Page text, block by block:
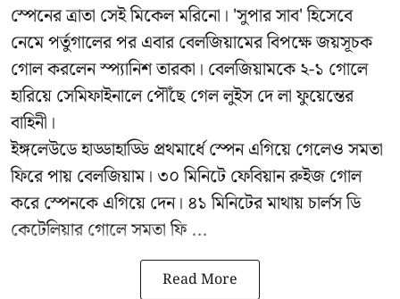
স্পেনের ত্রাতা সেই মিকেল মরিনো। 'সুপার সাব' হিসেবে
নেমে পর্তুগালের পর এবার বেলজিয়ামের বিপক্ষে জয়সূচক
গোল করলেন স্প্যানিশ তারকা। বেলজিয়ামকে ২-১ গোলে
হারিয়ে সেমিফাইনালে পৌঁছে গেল লুইস দে লা ফুয়েন্তের
বাহিনী।
ইঙ্গলেউডে হাড্ডাহাড্ডি প্রথমার্ধে স্পেন এগিয়ে গেলেও সমতা
ফিরে পায় বেলজিয়াম। ৩০ মিনিটে ফেবিয়ান রুইজ গোল
করে স্পেনকে এগিয়ে দেন। ৪১ মিনিটের মাথায় চার্লস ডি
কেটেলিয়ার গোলে সমতা ফি ...
Read More